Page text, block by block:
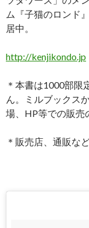
ム『子猫のロンド
居中。
http://kenjikondo.jp
＊本書は1000部限
ん。ミルブックス
場、HP等での販売
＊販売店、通販な